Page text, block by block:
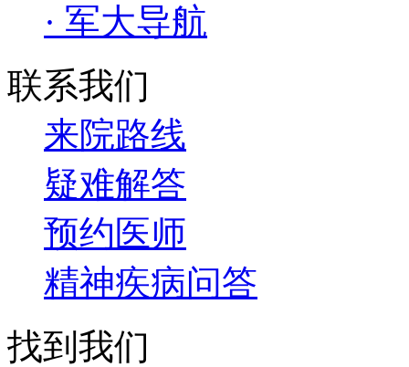
· 军大导航
联系我们
来院路线
疑难解答
预约医师
精神疾病问答
找到我们